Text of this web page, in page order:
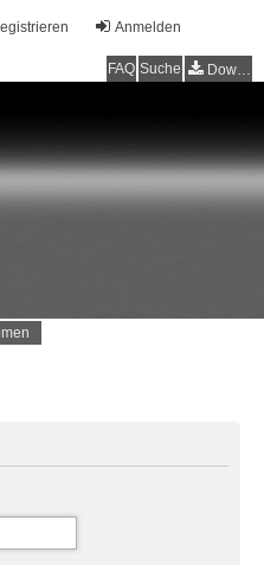
Anmelden
FAQ Suche Downloads